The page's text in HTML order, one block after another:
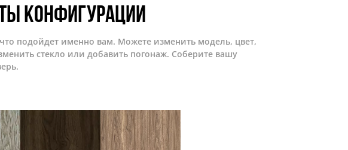
конфигурации
подойдет именно вам. Можете изменить модель, цвет,
стекло или добавить погонаж. Соберите вашу